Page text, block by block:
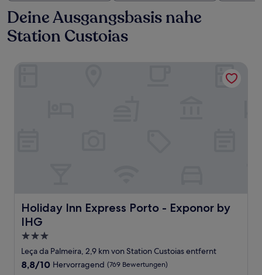
Deine Ausgangsbasis nahe
Station Custoias
Holiday Inn Express Porto - Exponor by
IHG
Holiday Inn Express Porto - Exponor by IHG
3.0-
Sterne-
Unterkunft
Leça da Palmeira, 2,9 km von Station Custoias entfernt
8.8
8,8/10 Hervorragend (769 Bewertungen)